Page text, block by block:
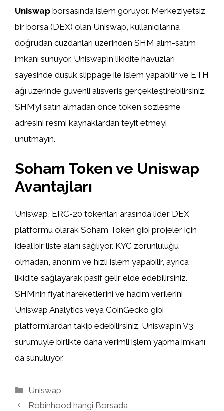
Uniswap borsasında işlem görüyor. Merkeziyetsiz
bir borsa (DEX) olan Uniswap, kullanıcılarına
doğrudan cüzdanları üzerinden SHM alım-satım
imkanı sunuyor. Uniswap’ın likidite havuzları
sayesinde düşük slippage ile işlem yapabilir ve ETH
ağı üzerinde güvenli alışveriş gerçekleştirebilirsiniz.
SHM’yi satın almadan önce token sözleşme
adresini resmi kaynaklardan teyit etmeyi
unutmayın.
Soham Token ve Uniswap
Avantajları
Uniswap, ERC-20 tokenları arasında lider DEX
platformu olarak Soham Token gibi projeler için
ideal bir liste alanı sağlıyor. KYC zorunluluğu
olmadan, anonim ve hızlı işlem yapabilir, ayrıca
likidite sağlayarak pasif gelir elde edebilirsiniz.
SHM’nin fiyat hareketlerini ve hacim verilerini
Uniswap Analytics veya CoinGecko gibi
platformlardan takip edebilirsiniz. Uniswap’ın V3
sürümüyle birlikte daha verimli işlem yapma imkanı
da sunuluyor.
Kategoriler
Uniswap
Robinhood hangi Borsada